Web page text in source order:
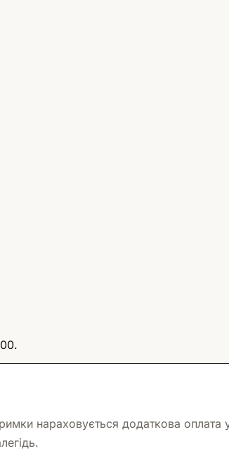
нараховується додаткова оплата